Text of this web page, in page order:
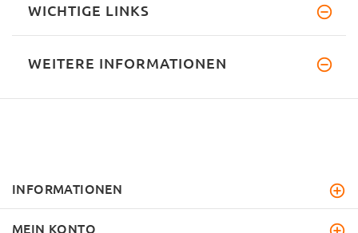
WICHTIGE LINKS
WEITERE INFORMATIONEN
INFORMATIONEN
MEIN KONTO